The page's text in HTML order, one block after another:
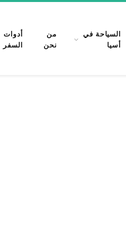
السياحة في
أسيا
من
نحن
أدوات
السفر